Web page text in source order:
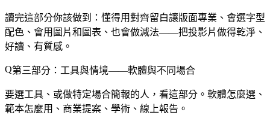
讀完這部分你該做到 ：懂得用對齊留白讓版面專業、會選字型
配色、會用圖片和圖表、也會做減法——把投影片做得乾淨、
好讀、有質感。
第三部分：工具與情境——軟體與不同場合
要選工具、或做特定場合簡報的人，看這部分。軟體怎麼選、
範本怎麼用、商業提案、學術、線上報告。